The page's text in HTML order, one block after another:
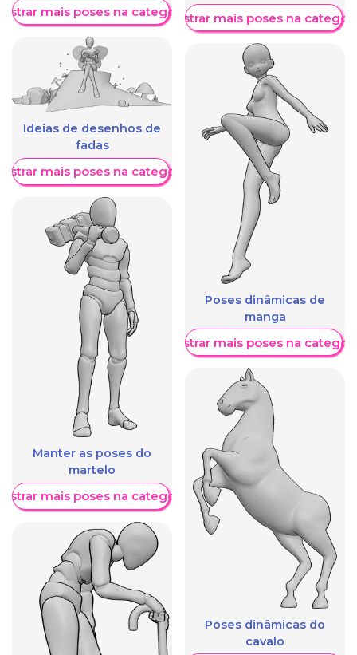
mais poses na categoria
Ideias de desenhos de
fadas
mais poses na categoria
Manter as poses do
martelo
mais poses na categoria
Mostrar mais poses na
Poses dinâmicas de
manga
Mostrar mais poses na
Poses dinâmicas do
cavalo